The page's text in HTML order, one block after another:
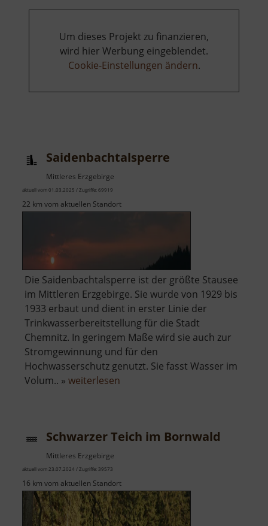
Um dieses Projekt zu finanzieren,
wird hier Werbung eingeblendet.
Cookie-Einstellungen ändern.
Saidenbachtalsperre
Mittleres Erzgebirge
aktuell vom 01.03.2025 / Zugriffe: 69919
22 km vom aktuellen Standort
Die Saidenbachtalsperre ist der größte Stausee
im Mittleren Erzgebirge. Sie wurde von 1929 bis
1933 erbaut und dient in erster Linie der
Trinkwasserbereitstellung für die Stadt
Chemnitz. In geringem Maße wird sie auch zur
Stromgewinnung und für den
Hochwasserschutz genutzt. Sie fasst Wasser im
Volum.. » weiterlesen
Schwarzer Teich im Bornwald
Mittleres Erzgebirge
aktuell vom 23.07.2024 / Zugriffe: 39573
16 km vom aktuellen Standort